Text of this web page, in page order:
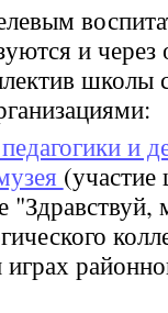
и через
школы
и